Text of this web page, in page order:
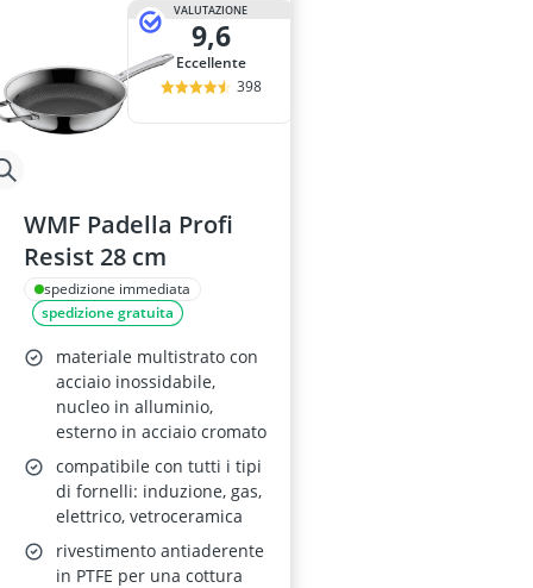
VALUTAZIONE
9,6
Eccellente
398
WMF Padella Profi
Resist 28 cm
spedizione immediata
spedizione gratuita
materiale multistrato con
acciaio inossidabile,
nucleo in alluminio,
esterno in acciaio cromato
compatibile con tutti i tipi
di fornelli: induzione, gas,
elettrico, vetroceramica
rivestimento antiaderente
in PTFE per una cottura